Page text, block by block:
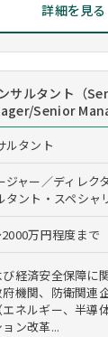
詳細を見る
サルタント（
Senior
ルタント
ジャー／ディレク
タント・スペシャ
万円程度まで
経済安全保障に
機関、防衛関連
ネルギー、半導
ン改革...